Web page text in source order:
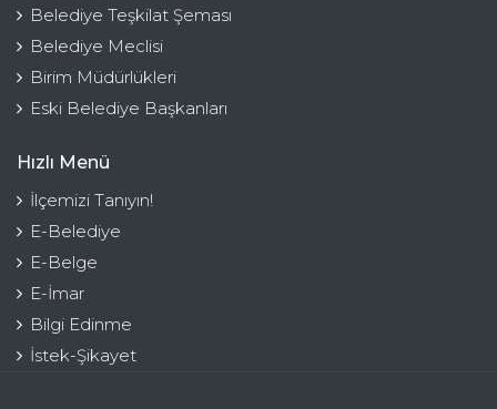
Belediye Teşkilat Şeması
Belediye Meclisi
Birim Müdürlükleri
Eski Belediye Başkanları
Hızlı Menü
İlçemizi Tanıyın!
E-Belediye
E-Belge
E-İmar
Bilgi Edinme
İstek-Şikayet